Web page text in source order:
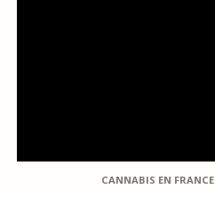
CANNABIS EN FRANCE